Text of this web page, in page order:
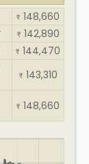
₹ 148,660
₹ 142,890
₹ 144,470
₹ 143,310
₹ 148,660